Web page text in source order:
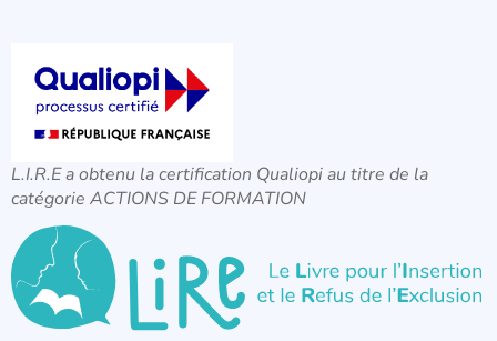
L.I.R.E a obtenu la certification Qualiopi au titre de la
catégorie ACTIONS DE FORMATION